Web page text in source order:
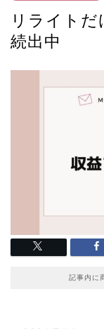
リライトだ
続出中
記事内に